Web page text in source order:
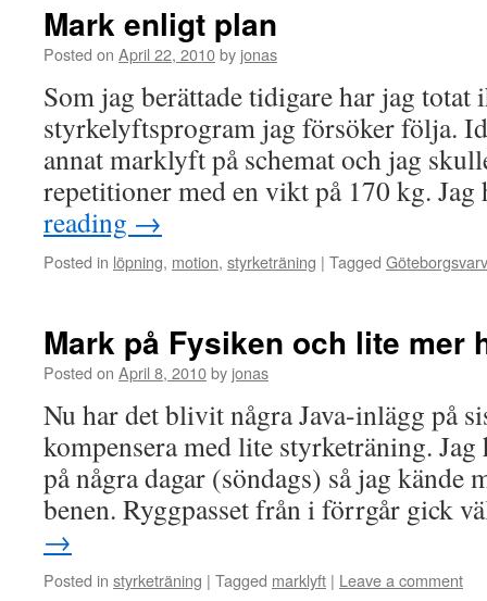
Mark enligt plan
Posted on April 22, 2010by jonas
Som jag berättade tidigare har jag totat
styrkelyftsprogram jag försöker följa.
annat marklyft på schemat och jag
repetitioner med en vikt på 170 kg.
reading →
Posted in löpning, motion, styrketräning | Tagged
Mark på Fysiken och lite mer
Posted on April 8, 2010by jonas
Nu har det blivit några Java-inlägg på
kompensera med lite styrketräning.
på några dagar (söndags) så jag kände
benen. Ryggpasset från i förrgår gick
→
Posted in styrketräning | Tagged marklyft | Leave a comment